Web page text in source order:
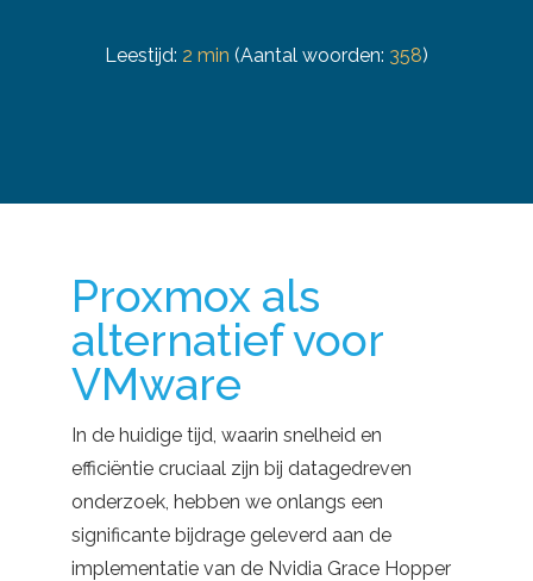
Leestijd: 2 min (Aantal woorden: 358)
Proxmox als
alternatief voor
VMware
In de huidige tijd, waarin snelheid en
efficiëntie cruciaal zijn bij datagedreven
onderzoek, hebben we onlangs een
significante bijdrage geleverd aan de
implementatie van de Nvidia Grace Hopper